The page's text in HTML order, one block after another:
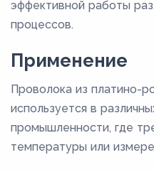
эффективной работы
процессов.
Применение
Проволока из платино-
используется в
промышленности, где
температуры или